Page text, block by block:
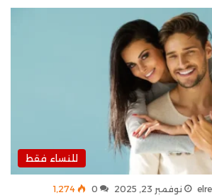
للنساء فقط
نوفمبر 23, 2025 0 1٬274